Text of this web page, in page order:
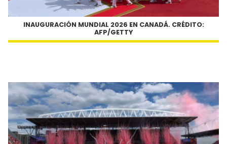
INAUGURACIÓN MUNDIAL 2026 EN CANADÁ. CRÉDITO:
AFP/GETTY